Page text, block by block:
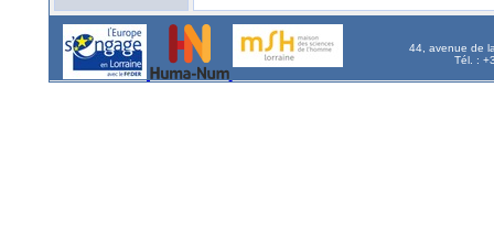
44, avenue de
Tél. :